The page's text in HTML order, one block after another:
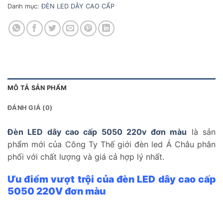
Danh mục:ĐÈN LED DÂY CAO CẤP
MÔ TẢ SẢN PHẨM
ĐÁNH GIÁ (0)
Đèn LED dây cao cấp 5050 220v đơn màu là sản
phẩm mới của Công Ty Thế giới đèn led Á Châu phân
phối với chất lượng và giá cả hợp lý nhất.
Ưu điểm vượt trội của đèn LED dây cao cấp
5050 220V đơn màu